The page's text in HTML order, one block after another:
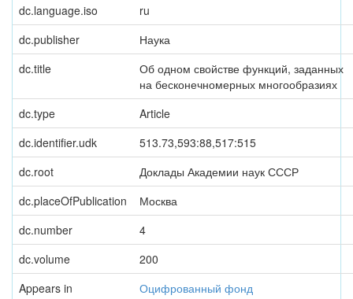
dc.language.iso
ru
dc.publisher
Наука
dc.title
Об одном свойстве функций, заданных
на бесконечномерных многообразиях
dc.type
Article
dc.identifier.udk
513.73,593:88,517:515
dc.root
Доклады Академии наук СССР
dc.placeOfPublication
Москва
dc.number
4
dc.volume
200
Appears in
Оцифрованный фонд